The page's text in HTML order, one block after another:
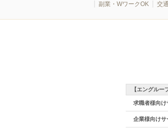
副業・WワークOK
交
【エングルー
求職者様向け
企業様向けサ